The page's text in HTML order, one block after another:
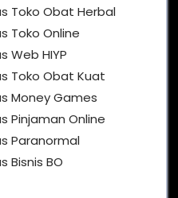
Toko Obat Herbal
Toko Online
Web HIYP
Toko Obat Kuat
Money Games
Pinjaman Online
Paranormal
Bisnis BO